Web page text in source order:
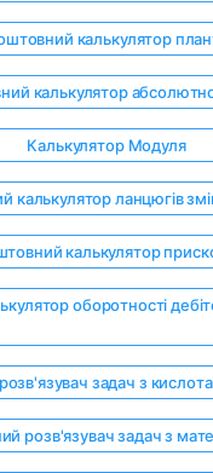
калькулятор
калькулятор
Калькулятор Модуля
калькулятор ланцюгів
калькулятор
оборотності
задач з
розв'язувач задач з